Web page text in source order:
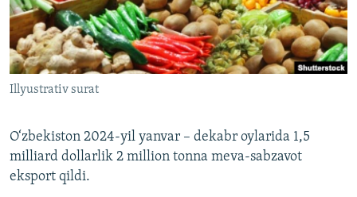
Illyustrativ surat
O‘zbekiston 2024-yil yanvar – dekabr oylarida 1,5
milliard dollarlik 2 million tonna meva-sabzavot
eksport qildi.